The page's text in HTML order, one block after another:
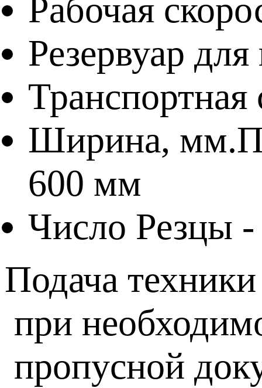
Рабочая
Резервуар
Ширина, мм.
600 мм
Число Резцы -
Подача
при
пропусной